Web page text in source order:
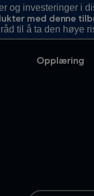
og investeringer i
med denne
til å ta den høye
Opplæring